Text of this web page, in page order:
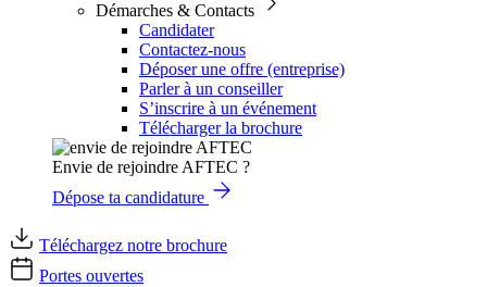
Démarches & Contacts
Candidater
Contactez-nous
Déposer une offre (entreprise)
Parler à un conseiller
S’inscrire à un événement
Télécharger la brochure
Envie de rejoindre AFTEC ?
Dépose ta candidature
Téléchargez notre brochure
Portes ouvertes